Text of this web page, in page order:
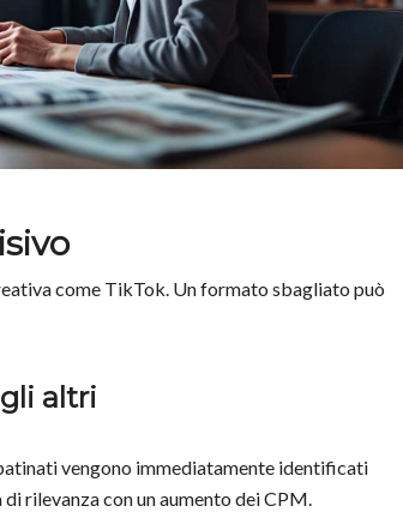
come TikTok. Un formato sbagliato può
altri
vengono immediatamente identificati
rilevanza con un aumento dei CPM.